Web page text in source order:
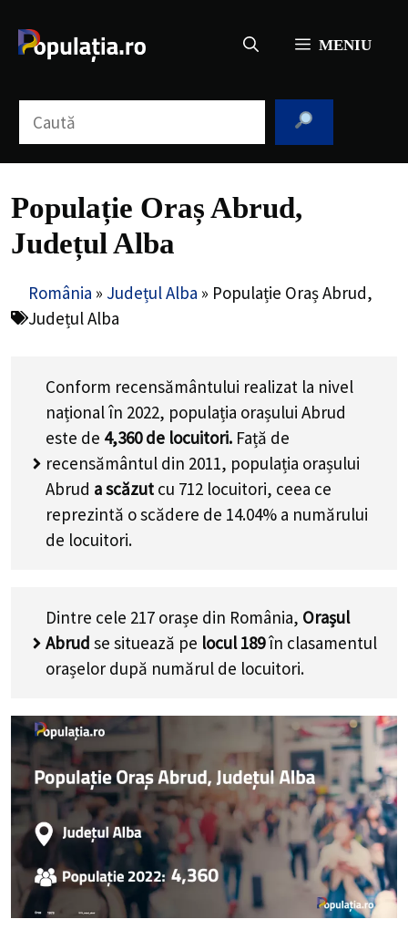
conținut
MENIU
Populație Oraș Abrud,
Județul Alba
România » Județul Alba » Populație Oraș Abrud,
Județul Alba
Conform recensământului realizat la nivel
național în 2022, populația orașului Abrud
este de 4,360de locuitori. Față de
recensământul din 2011, populația orașului
Abrud a scăzut cu 712 locuitori, ceea ce
reprezintă o scădere de 14.04% a numărului
de locuitori.
Dintre cele 217 orașe din România, Orașul
Abrud se situează pe locul 189în clasamentul
orașelor după numărul de locuitori.